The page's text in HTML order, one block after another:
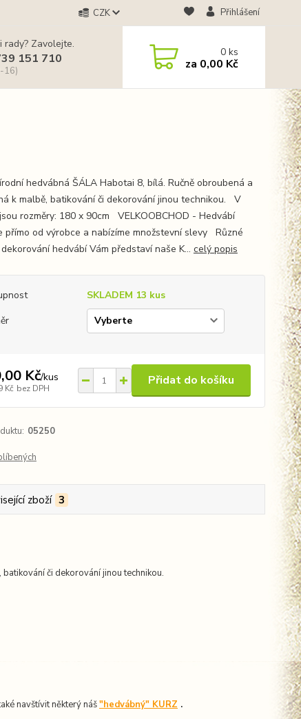
CZK Přihlášení
rady? Zavolejte.
151 710
16)
0ks
za 0,00 Kč
hedvábná ŠÁLA Habotai 8, bílá. Ručně obroubená a
k malbě, batikování či dekorování jinou technikou. V
rozměry: 180 x 90cm VELKOOBCHOD - Hedvábí
přímo od výrobce a nabízíme množstevní slevy Různé
hedvábí Vám představí naše K... celý popis
SKLADEM 13 kus
Kč/kus
Kč bez DPH
Přidat do košíku
05250
zboží 3
či dekorování jinou technikou.
navštívit některý náš"hedvábný" KURZ .